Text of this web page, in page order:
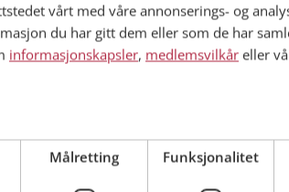
Jeg er en:
vårt med våre annonserings- og
du har gitt dem eller som de har
informasjonskapsler, medlemsvilkår eller
Målretting Funksjonalitet